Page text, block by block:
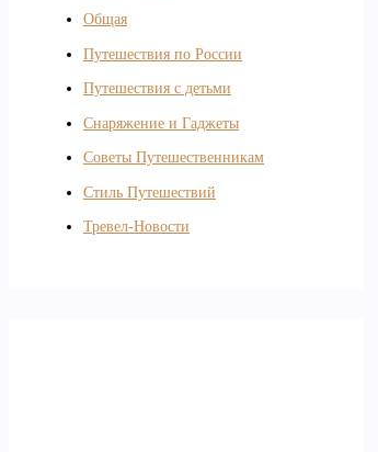
Общая
Путешествия по России
Путешествия с детьми
Снаряжение и Гаджеты
Советы Путешественникам
Стиль Путешествий
Тревел-Новости